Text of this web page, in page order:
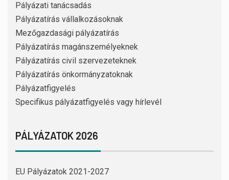
Pályázati tanácsadás
Pályázatírás vállalkozásoknak
Mezőgazdasági pályázatírás
Pályázatírás magánszemélyeknek
Pályázatírás civil szervezeteknek
Pályázatírás önkormányzatoknak
Pályázatfigyelés
Specifikus pályázatfigyelés vagy hírlevél
PÁLYÁZATOK 2026
EU Pályázatok 2021-2027